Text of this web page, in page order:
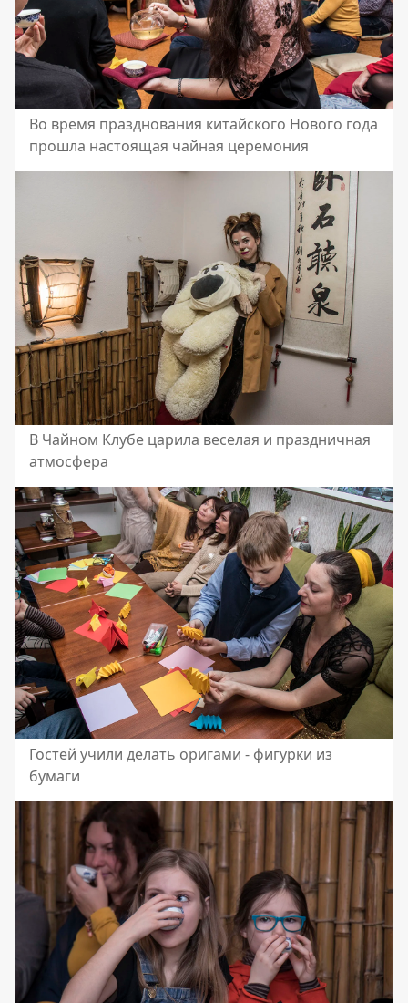
Во время празднования китайского Нового года
прошла настоящая чайная церемония
В Чайном Клубе царила веселая и праздничная
атмосфера
Гостей учили делать оригами - фигурки из
бумаги